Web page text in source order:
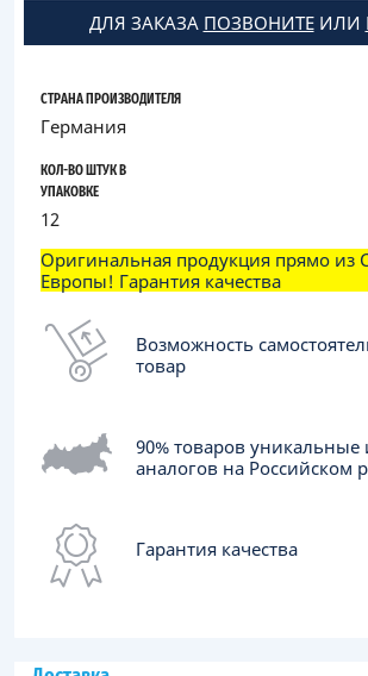
ДЛЯ ЗАКАЗА ПОЗВОНИТЕИЛИ
СТРАНА ПРОИЗВОДИТЕЛЯ
Германия
КОЛ-ВО ШТУК В
УПАКОВКЕ
12
Оригинальная продукция прямо из
Европы! Гарантия качества
Возможность
товар
90% товаров
аналогов на Российском
Гарантия качества